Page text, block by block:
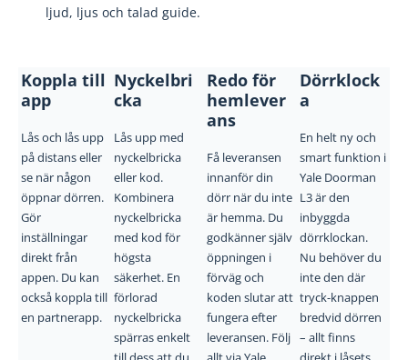
ljud, ljus och talad guide.
Koppla till
app
Lås och lås upp
på distans eller
se när någon
öppnar dörren.
Gör
inställningar
direkt från
appen. Du kan
också koppla till
en partnerapp.
Nyckelbri
cka
Lås upp med
nyckelbricka
eller kod.
Kombinera
nyckelbricka
med kod för
högsta
säkerhet. En
förlorad
nyckelbricka
spärras enkelt
Redo för
hemlever
ans
Få leveransen
innanför din
dörr när du inte
är hemma. Du
godkänner själv
öppningen i
förväg och
koden slutar att
fungera efter
leveransen. Följ
Dörrklock
a
En helt ny och
smart funktion i
Yale Doorman
L3 är den
inbyggda
dörrklockan.
Nu behöver du
inte den där
tryck-knappen
bredvid dörren
– allt finns